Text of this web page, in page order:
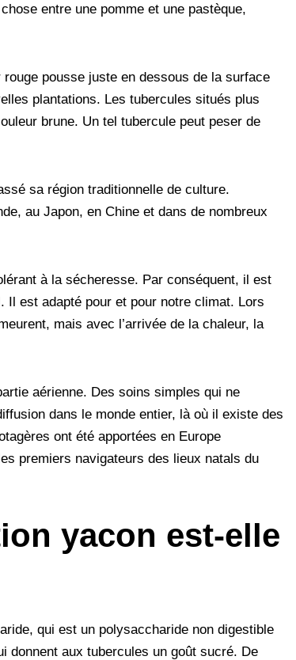
entre une pomme et une pastèque,
pousse juste en dessous de la surface
plantations. Les tubercules situés plus
brune. Un tel tubercule peut peser de
sa région traditionnelle de culture.
au Japon, en Chine et dans de nombreux
à la sécheresse. Par conséquent, il est
Il est adapté pour et pour notre climat. Lors
mais avec l’arrivée de la chaleur, la
aérienne. Des soins simples qui ne
dans le monde entier, là où il existe des
ont été apportées en Europe
premiers navigateurs des lieux natals du
yacon est-elle
qui est un polysaccharide non digestible
donnent aux tubercules un goût sucré. De